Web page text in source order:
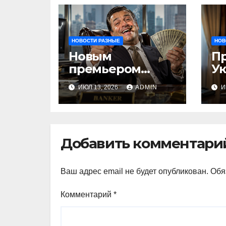
НОВОСТИ РАЗНЫЕ
Новым
премьером
Молдовы может
стать банкир из
Украины Василе
ИЮЛ 13, 2026 ADMIN
Добавить
Ваш адрес email не будет опубликован.
Комментарий *